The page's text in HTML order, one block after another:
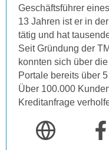
Geschäftsführer
13 Jahren ist er in
tätig und hat
Seit Gründung der
konnten sich über
Portale bereits über
Über 100.000
Kreditanfrage